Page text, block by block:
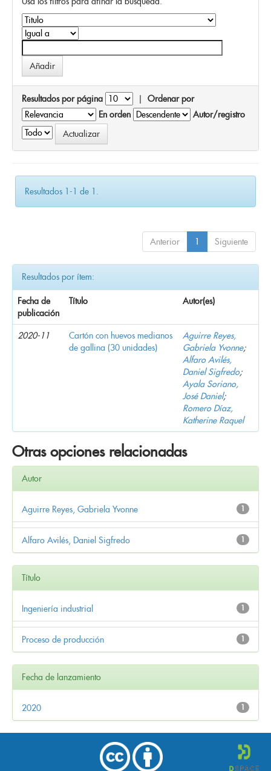
Resultados por página | Ordenar por
En orden
Autor/registro
Resultados 1-1 de 1.
Anterior 1 Siguiente
Resultados por ítem:
Fecha de
publicación
Título Autor(es)
2020-11
Cartón con huevos medianos
de gallina (30 unidades)
Aguirre Reyes,
Gabriela Yvonne;
Alfaro Avilés,
Daniel Sigfredo;
Ayala Soriano,
José Daniel;
Romero Díaz,
Katherine Raquel
Otras opciones relacionadas
Autor
1
Aguirre Reyes, Gabriela Yvonne
1
Alfaro Avilés, Daniel Sigfredo
Título
1
Ingeniería industrial
1
Proceso de producción
Fecha de lanzamiento
1
2020